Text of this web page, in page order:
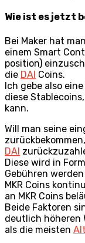
Wie ist es jetzt
Bei Maker hat
einem Smart
position)
die DAI Coins.
Ich gebe also
diese
kann.
Will man seine
DAI
Diese wird in
Gebühren
MKR Coins
an MKR Coins
Beide Faktoren
deutlich höheren
als die meisten